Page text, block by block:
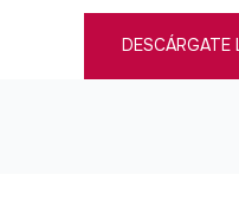
DESCÁRGATE